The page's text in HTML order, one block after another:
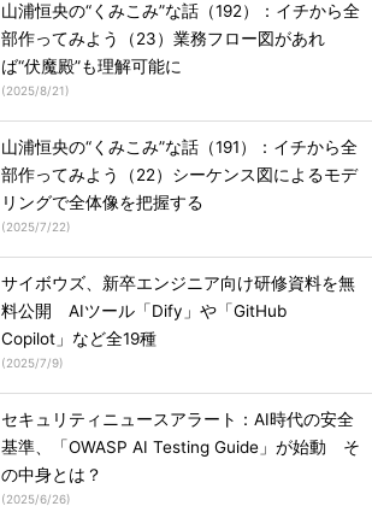
山浦恒央の“くみこみ”な話（192）：イチから全
部作ってみよう（23）業務フロー図があれ
ば“伏魔殿”も理解可能に
(2025/8/21)
山浦恒央の“くみこみ”な話（191）：イチから全
部作ってみよう（22）シーケンス図によるモデ
リングで全体像を把握する
(2025/7/22)
サイボウズ、新卒エンジニア向け研修資料を無
料公開 AIツール「Dify」や「GitHub
Copilot」など全19種
(2025/7/9)
セキュリティニュースアラート：AI時代の安全
基準、「OWASP AI Testing Guide」が始動 そ
の中身とは？
(2025/6/26)